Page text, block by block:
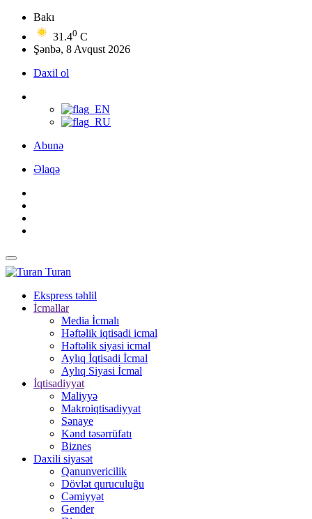
Bakı
31.40 C
Şənbə, 8 Avqust 2026
Daxil ol
Abunə
Əlaqə
Turan
Ekspress təhlil
İcmallar
Media İcmalı
Həftəlik iqtisadi icmal
Həftəlik siyasi icmal
Aylıq İqtisadi İcmal
Aylıq Siyasi İcmal
İqtisadiyyat
Maliyyə
Makroiqtisadiyyat
Sənaye
Kənd təsərrüfatı
Biznes
Daxili siyasət
Qanunvericilik
Dövlət quruculuğu
Cəmiyyət
Gender